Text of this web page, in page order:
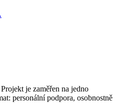
je zaměřen na jedno
personální podpora, osobnostně